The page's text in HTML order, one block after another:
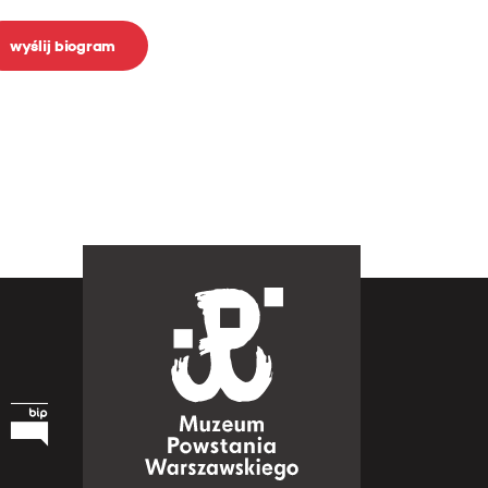
wyślij biogram